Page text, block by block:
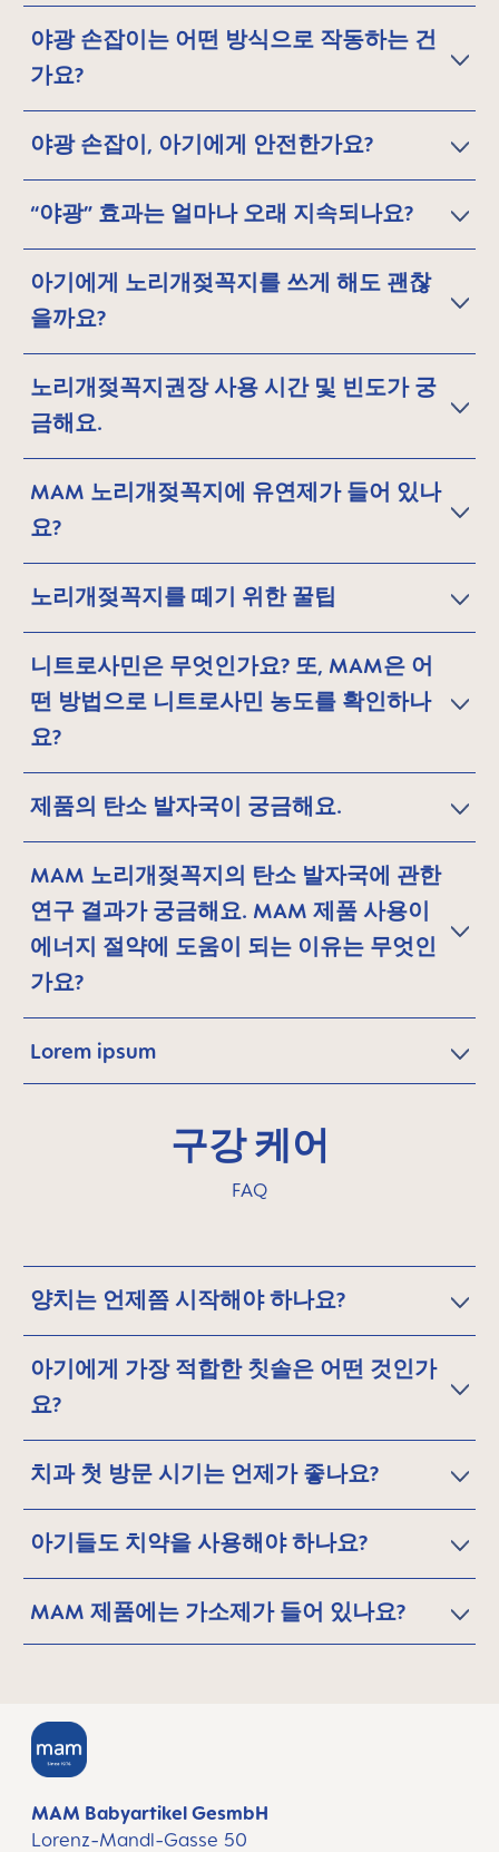
야광 손잡이는 어떤 방식으로 작동하는 건
가요?
야광 손잡이, 아기에게 안전한가요?
“야광” 효과는 얼마나 오래 지속되나요?
아기에게 노리개젖꼭지를 쓰게 해도 괜찮
을까요?
노리개젖꼭지권장 사용 시간 및 빈도가 궁
금해요.
MAM 노리개젖꼭지에 유연제가 들어 있나
요?
노리개젖꼭지를 떼기 위한 꿀팁
니트로사민은 무엇인가요? 또, MAM은 어
떤 방법으로 니트로사민 농도를 확인하나
요?
제품의 탄소 발자국이 궁금해요.
MAM 노리개젖꼭지의 탄소 발자국에 관한
연구 결과가 궁금해요. MAM 제품 사용이
에너지 절약에 도움이 되는 이유는 무엇인
가요?
Lorem ipsum
구강 케어
FAQ
양치는 언제쯤 시작해야 하나요?
아기에게 가장 적합한 칫솔은 어떤 것인가
요?
치과 첫 방문 시기는 언제가 좋나요?
아기들도 치약을 사용해야 하나요?
MAM 제품에는 가소제가 들어 있나요?
MAM Babyartikel GesmbH
Lorenz-Mandl-Gasse 50